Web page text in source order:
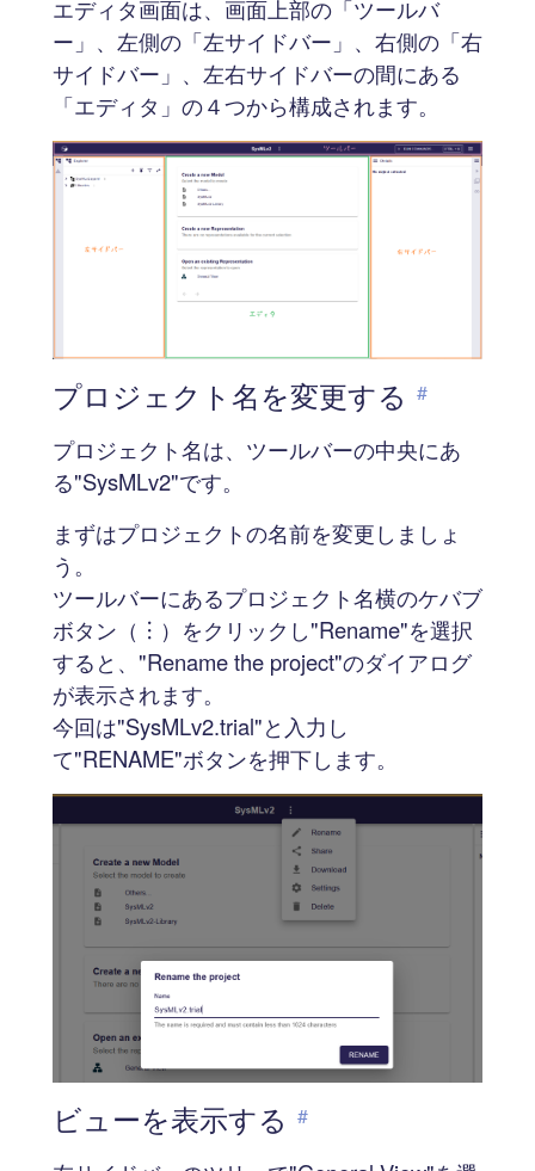
エディタ画面は、画面上部の「ツールバ
ー」、左側の「左サイドバー」、右側の「右
サイドバー」、左右サイドバーの間にある
「エディタ」の４つから構成されます。
プロジェクト名を変更する #
プロジェクト名は、ツールバーの中央にあ
る"SysMLv2"です。
まずはプロジェクトの名前を変更しましょ
う。
ツールバーにあるプロジェクト名横のケバブ
ボタン（︙）をクリックし"Rename"を選択
すると、"Rename the project"のダイアログ
が表示されます。
今回は"SysMLv2.trial"と入力し
て"RENAME"ボタンを押下します。
ビューを表示する #